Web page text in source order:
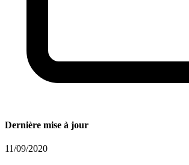
Dernière mise à jour
11/09/2020